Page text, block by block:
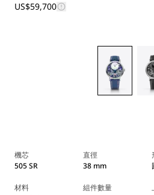
US$59,700
機芯
505 SR
直徑
38 mm
材料
組件數量